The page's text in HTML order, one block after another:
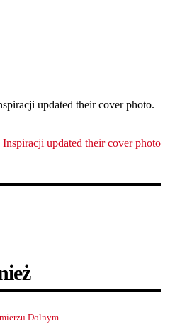
updated their cover photo.
Dolnym